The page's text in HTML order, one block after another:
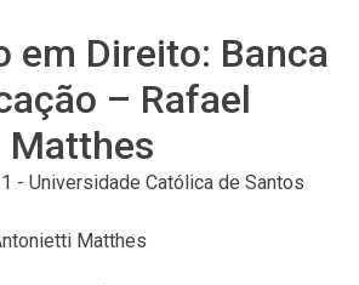
em Direito: Banca
– Rafael
- Universidade Católica de Santos
Matthes